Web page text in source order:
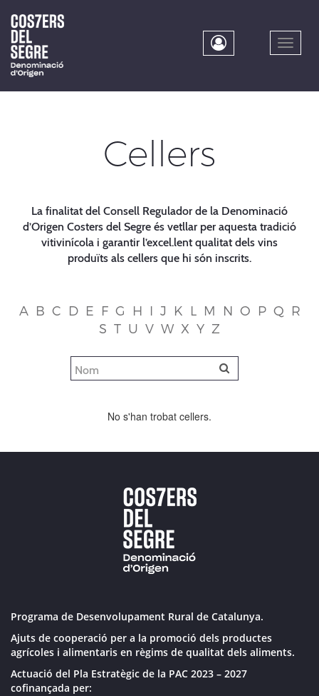
main
content
Toggle
Cellers
La finalitat del Consell Regulador de la Denominació
d’Origen Costers del Segre és vetllar per aquesta tradició
vitivinícola i garantir l’excel.lent qualitat dels vins
produïts als cellers que hi són inscrits.
A B C D E F G H I J K L M N O P Q
R
S T U V W X Y Z
No s'han trobat cellers.
Programa de Desenvolupament Rural de Catalunya.
Ajuts de cooperació per a la promoció dels productes
agrícoles i alimentaris en règims de qualitat dels aliments.
Actuació del Pla Estratègic de la PAC 2023 – 2027
cofinançada per: